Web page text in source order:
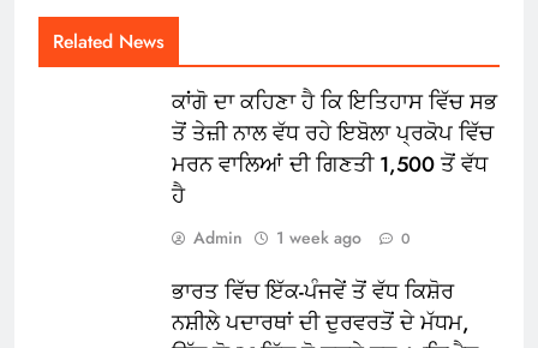
Related News
ਕਾਂਗੋ ਦਾ ਕਹਿਣਾ ਹੈ ਕਿ ਇਤਿਹਾਸ ਵਿੱਚ ਸਭ
ਤੋਂ ਤੇਜ਼ੀ ਨਾਲ ਵੱਧ ਰਹੇ ਇਬੋਲਾ ਪ੍ਰਕੋਪ ਵਿੱਚ
ਮਰਨ ਵਾਲਿਆਂ ਦੀ ਗਿਣਤੀ 1,500 ਤੋਂ ਵੱਧ
ਹੈ
Admin 1 week ago 0
ਭਾਰਤ ਵਿੱਚ ਇੱਕ-ਪੰਜਵੇਂ ਤੋਂ ਵੱਧ ਕਿਸ਼ੋਰ
ਨਸ਼ੀਲੇ ਪਦਾਰਥਾਂ ਦੀ ਦੁਰਵਰਤੋਂ ਦੇ ਮੱਧਮ,